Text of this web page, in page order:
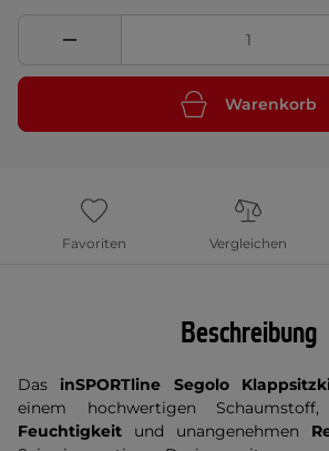
Warenkorb
Favoriten Vergleichen
Beschreibung
Das inSPORTline Segolo
einem hochwertigen
Feuchtigkeit und unangenehmen